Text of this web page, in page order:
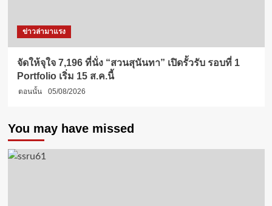
ข่าวล่ามาแรง
จัดให้จุใจ 7,196 ที่นั่ง “สวนสุนันทา” เปิดรั้วรับ รอบที่ 1
Portfolio เริ่ม 15 ส.ค.นี้
ตอนนั้น 05/08/2026
You may have missed